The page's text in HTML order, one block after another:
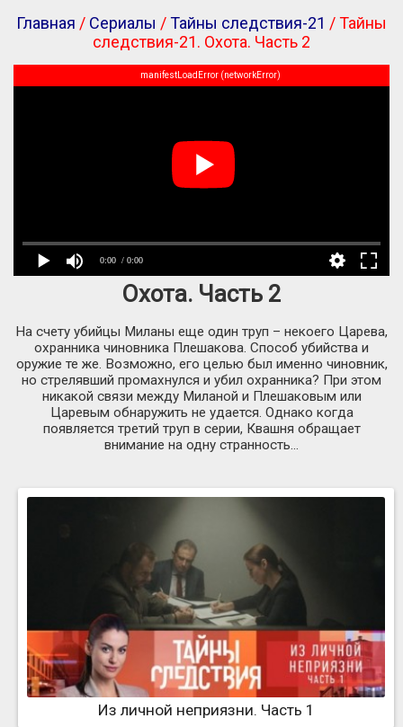
Главная / Сериалы /Тайны следствия-21 / Тайны
следствия-21. Охота. Часть 2
0:00 / 0:00
manifestLoadError (networkError)
Охота. Часть 2
На счету убийцы Миланы еще один труп – некоего Царева,
охранника чиновника Плешакова. Способ убийства и
оружие те же. Возможно, его целью был именно чиновник,
но стрелявший промахнулся и убил охранника? При этом
никакой связи между Миланой и Плешаковым или
Царевым обнаружить не удается. Однако когда
появляется третий труп в серии, Квашня обращает
внимание на одну странность...
Из личной неприязни. Часть 1